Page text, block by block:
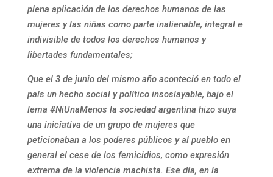
plena aplicación de los derechos humanos de las
mujeres y las niñas como parte inalienable, integral e
indivisible de todos los derechos humanos y
libertades fundamentales;
Que el 3 de junio del mismo año aconteció en todo el
país un hecho social y político insoslayable, bajo el
lema #NiUnaMenos la sociedad argentina hizo suya
una iniciativa de un grupo de mujeres que
peticionaban a los poderes públicos y al pueblo en
general el cese de los femicidios, como expresión
extrema de la violencia machista. Ese día, en la